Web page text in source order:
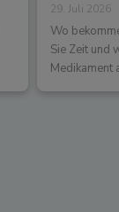
29. Juli 2026
Wo
Sie Zeit und
Medikament